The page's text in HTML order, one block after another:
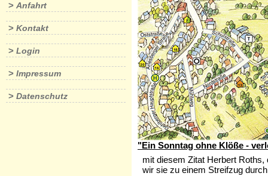
> Anfahrt
> Kontakt
> Login
> Impressum
> Datenschutz
"Ein Sonntag ohne Klöße -
mit diesem Zitat Herbert
wir sie zu einem Streifzug